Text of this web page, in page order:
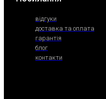
відгуки
доставка та оплата
гарантія
блог
контакти